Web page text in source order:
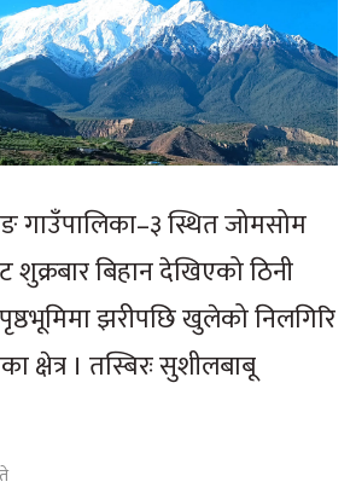
गाउँपालिका–३ स्थित जोमसोम
शुक्रबार बिहान देखिएको ठिनी
झरीपछि खुलेको निलगिरि
क्षेत्र । तस्बिरः सुशीलबाबू